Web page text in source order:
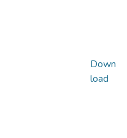
Down
load